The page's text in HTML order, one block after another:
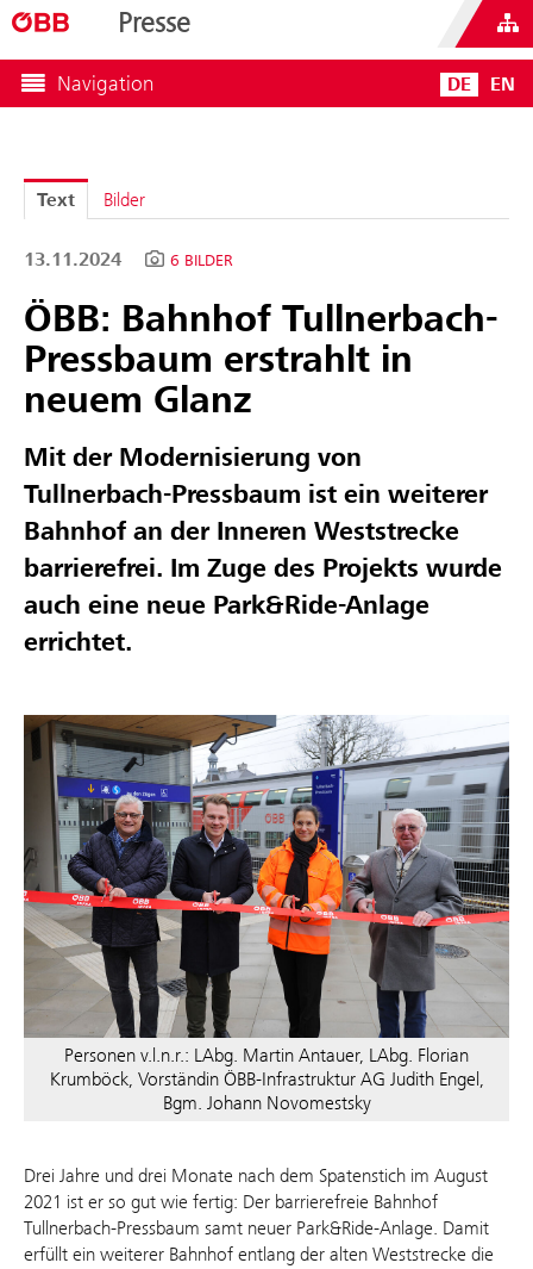
Presse
Navigation DE EN
Text Bilder
13.11.2024 6 BILDER
ÖBB: Bahnhof Tullnerbach-
Pressbaum erstrahlt in
neuem Glanz
Mit der Modernisierung von
Tullnerbach-Pressbaum ist ein weiterer
Bahnhof an der Inneren Weststrecke
barrierefrei. Im Zuge des Projekts wurde
auch eine neue Park&Ride-Anlage
errichtet.
Personen v.l.n.r.: LAbg. Martin Antauer, LAbg. Florian
Krumböck, Vorständin ÖBB-Infrastruktur AG Judith Engel,
Bgm. Johann Novomestsky
Drei Jahre und drei Monate nach dem Spatenstich im August
2021 ist er so gut wie fertig: Der barrierefreie Bahnhof
Tullnerbach-Pressbaum samt neuer Park&Ride-Anlage. Damit
erfüllt ein weiterer Bahnhof entlang der alten Weststrecke die